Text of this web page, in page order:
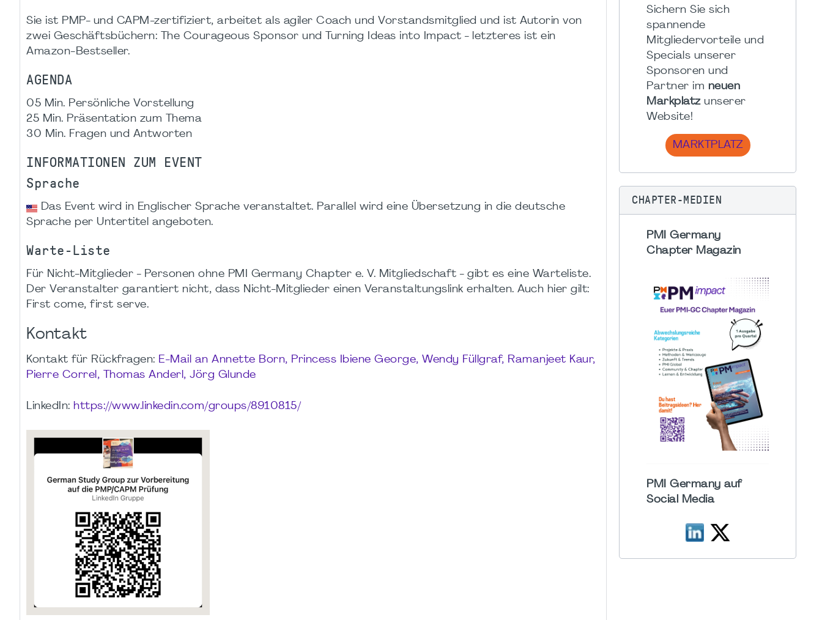
Sie ist PMP- und CAPM-zertifiziert, arbeitet als agiler Coach und Vorstandsmitglied und ist Autorin von
zwei Geschäftsbüchern: The Courageous Sponsor und Turning Ideas into Impact - letzteres ist ein
Amazon-Bestseller.
AGENDA
05 Min. Persönliche Vorstellung
25 Min. Präsentation zum Thema
30 Min. Fragen und Antworten
INFORMATIONEN ZUM EVENT
Sprache
Das Event wird in Englischer Sprache veranstaltet. Parallel wird eine Übersetzung in die deutsche
Sprache per Untertitel angeboten.
Warte-Liste
Für Nicht-Mitglieder - Personen ohne PMI Germany Chapter e. V. Mitgliedschaft - gibt es eine Warteliste.
Der Veranstalter garantiert nicht, dass Nicht-Mitglieder einen Veranstaltungslink erhalten. Auch hier gilt:
First come, first serve.
Kontakt
Kontakt für Rückfragen: E-Mail an Annette Born, Princess Ibiene George, Wendy Füllgraf, Ramanjeet Kaur,
Pierre Correl, Thomas Anderl, Jörg Glunde
LinkedIn: https://www.linkedin.com/groups/8910815/
Sichern Sie sich
spannende
Mitgliedervorteile und
Specials unserer
Sponsoren und
Partner im neuen
Markplatzunserer
Website!
MARKTPLATZ
CHAPTER-MEDIEN
PMI Germany
Chapter Magazin
PMI Germany auf
Social Media